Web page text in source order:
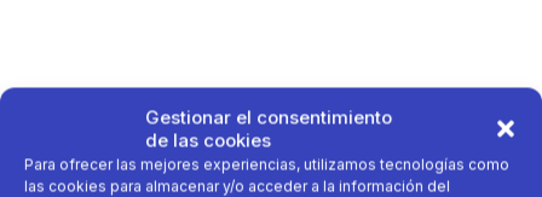
Gestionar el consentimiento
de las cookies
Para ofrecer las mejores experiencias, utilizamos tecnologías como
las cookies para almacenar y/o acceder a la información del
Domyos verano